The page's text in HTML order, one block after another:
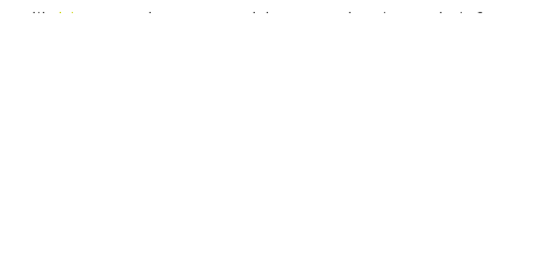
Klik hier voor het aanmelden van de nieuwsbrief.